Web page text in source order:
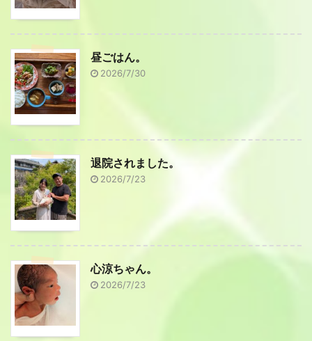
昼ごはん。
2026/7/30
退院されました。
2026/7/23
心涼ちゃん。
2026/7/23